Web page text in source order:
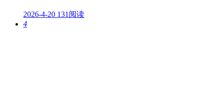
2026-4-20 131阅读
4